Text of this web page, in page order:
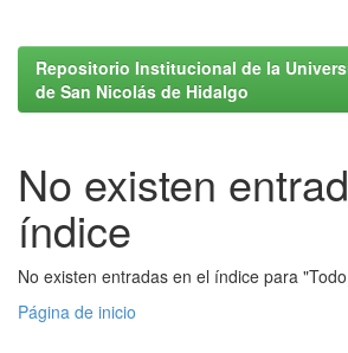
Repositorio Institucional de la
de San Nicolás de Hidalgo
No existen
índice
No existen entradas en el índice para
Página de inicio